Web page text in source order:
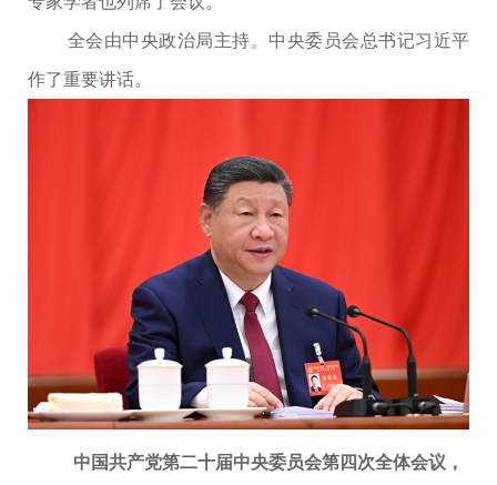
全会由中央政治局主持。中央委员会总书记习近平
作了重要讲话。
中国共产党第二十届中央委员会第四次全体会议，